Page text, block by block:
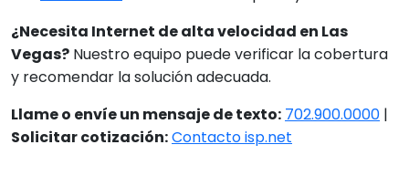
¿Necesita Internet de alta velocidad en Las
Vegas? Nuestro equipo puede verificar la cobertura
y recomendar la solución adecuada.
Llame o envíe un mensaje de texto: 702.900.0000 |
Solicitar cotización:Contacto isp.net